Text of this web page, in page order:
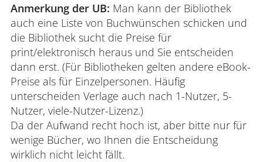
Anmerkung der UB: Man kann der Bibliothek
auch eine Liste von Buchwünschen schicken und
die Bibliothek sucht die Preise für
print/elektronisch heraus und Sie entscheiden
dann erst. (Für Bibliotheken gelten andere eBook-
Preise als für Einzelpersonen. Häufig
unterscheiden Verlage auch nach 1-Nutzer, 5-
Nutzer, viele-Nutzer-Lizenz.)
Da der Aufwand recht hoch ist, aber bitte nur für
wenige Bücher, wo Ihnen die Entscheidung
wirklich nicht leicht fällt.